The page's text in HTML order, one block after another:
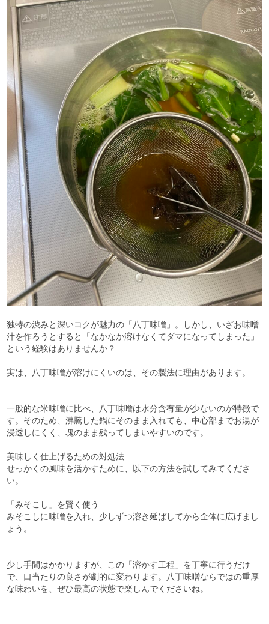
独特の渋みと深いコクが魅力の「八丁味噌」。しかし、いざお味噌
汁を作ろうとすると「なかなか溶けなくてダマになってしまった」
という経験はありませんか？
実は、八丁味噌が溶けにくいのは、その製法に理由があります。
一般的な米味噌に比べ、八丁味噌は水分含有量が少ないのが特徴で
す。そのため、沸騰した鍋にそのまま入れても、中心部までお湯が
浸透しにくく、塊のまま残ってしまいやすいのです。
美味しく仕上げるための対処法
せっかくの風味を活かすために、以下の方法を試してみてくださ
い。
「みそこし」を賢く使う
みそこしに味噌を入れ、少しずつ溶き延ばしてから全体に広げまし
ょう。
少し手間はかかりますが、この「溶かす工程」を丁寧に行うだけ
で、口当たりの良さが劇的に変わります。八丁味噌ならではの重厚
な味わいを、ぜひ最高の状態で楽しんでくださいね。